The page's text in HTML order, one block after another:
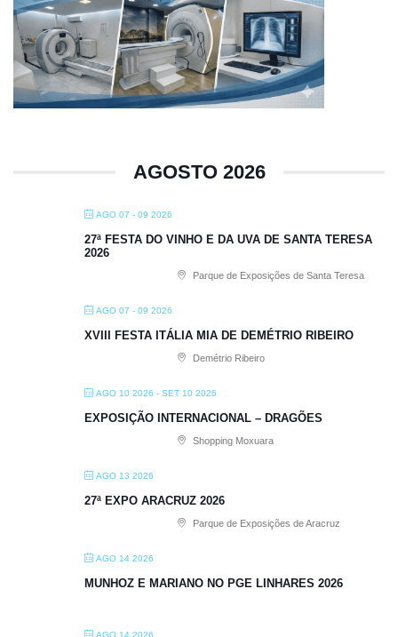
AGOSTO 2026
AGO 07 - 09 2026
27ª FESTA DO VINHO E DA UVA DE SANTA TERESA
2026
Parque de Exposições de Santa Teresa
AGO 07 - 09 2026
XVIII FESTA ITÁLIA MIA DE DEMÉTRIO RIBEIRO
Demétrio Ribeiro
AGO 10 2026 - SET 10 2026
EXPOSIÇÃO INTERNACIONAL – DRAGÕES
Shopping Moxuara
AGO 13 2026
27ª EXPO ARACRUZ 2026
Parque de Exposições de Aracruz
AGO 14 2026
MUNHOZ E MARIANO NO PGE LINHARES 2026
AGO 14 2026